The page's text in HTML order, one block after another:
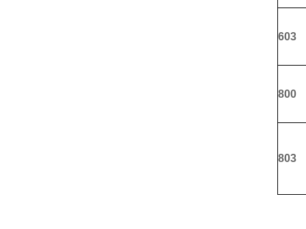
603
800
803